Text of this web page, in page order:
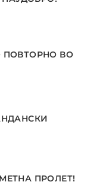
ПОВТОРНО ВО
ПРОЛЕТ!